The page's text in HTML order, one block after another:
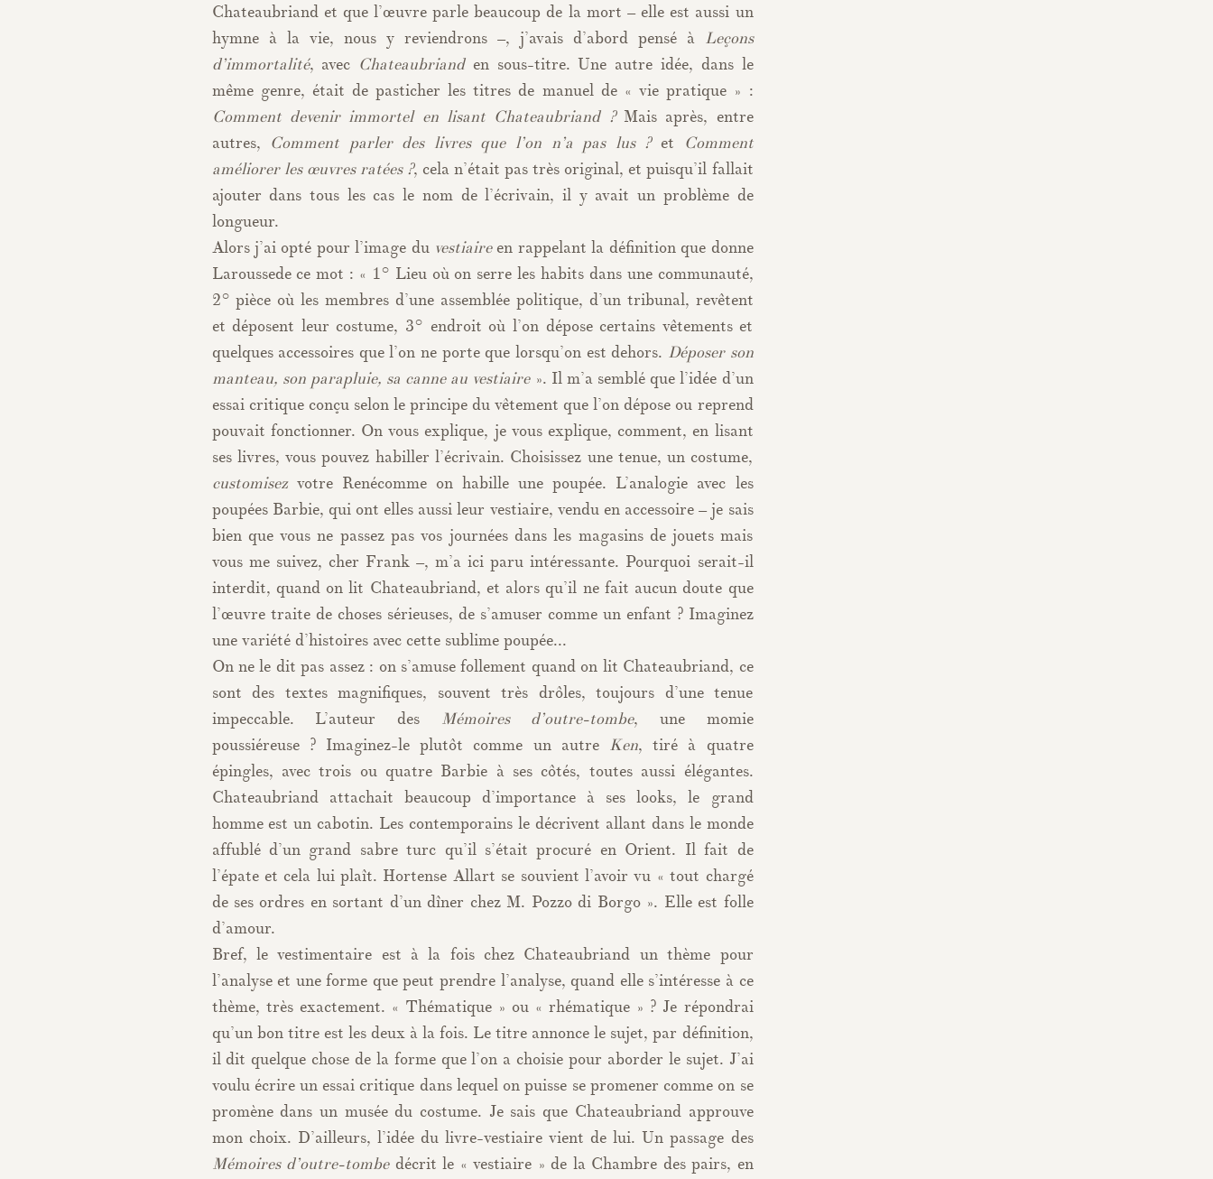
Chateaubriand et que l’œuvre parle beaucoup de la mort – elle est aussi un
hymne à la vie, nous y reviendrons –, j’avais d’abord pensé à Leçons
d’immortalité, avec Chateaubrianden sous-titre. Une autre idée, dans le
même genre, était de pasticher les titres de manuel de « vie pratique » :
Comment devenir immortel en lisant Chateaubriand ? Mais après, entre
autres, Comment parler des livres que l’on n’a pas lus ?et
Comment
améliorer les œuvres ratées ?, cela n’était pas très original, et puisqu’il fallait
ajouter dans tous les cas le nom de l’écrivain, il y avait un problème de
longueur.
Alors j’ai opté pour l’image du vestiaireen rappelant la définition que donne
Laroussede ce mot : « 1° Lieu où on serre les habits dans une communauté,
2° pièce où les membres d’une assemblée politique, d’un tribunal, revêtent
et déposent leur costume, 3° endroit où l’on dépose certains vêtements et
quelques accessoires que l’on ne porte que lorsqu’on est dehors. Déposer son
manteau, son parapluie, sa canne au vestiaire». Il m’a semblé que l’idée d’un
essai critique conçu selon le principe du vêtement que l’on dépose ou reprend
pouvait fonctionner. On vous explique, je vous explique, comment, en lisant
ses livres, vous pouvez habiller l’écrivain. Choisissez une tenue, un costume,
customisezvotre Renécomme on habille une poupée. L’analogie avec les
poupées Barbie, qui ont elles aussi leur vestiaire, vendu en accessoire – je sais
bien que vous ne passez pas vos journées dans les magasins de jouets mais
vous me suivez, cher Frank –, m’a ici paru intéressante. Pourquoi serait-il
interdit, quand on lit Chateaubriand, et alors qu’il ne fait aucun doute que
l’œuvre traite de choses sérieuses, de s’amuser comme un enfant ? Imaginez
une variété d’histoires avec cette sublime poupée...
On ne le dit pas assez : on s’amuse follement quand on lit Chateaubriand, ce
sont des textes magnifiques, souvent très drôles, toujours d’une tenue
impeccable. L’auteur des Mémoires d’outre-tombe, une momie
poussiéreuse ? Imaginez-le plutôt comme un autre Ken, tiré à quatre
épingles, avec trois ou quatre Barbie à ses côtés, toutes aussi élégantes.
Chateaubriand attachait beaucoup d’importance à ses looks, le grand
homme est un cabotin. Les contemporains le décrivent allant dans le monde
affublé d’un grand sabre turc qu’il s’était procuré en Orient. Il fait de
l’épate et cela lui plaît. Hortense Allart se souvient l’avoir vu « tout chargé
de ses ordres en sortant d’un dîner chez M. Pozzo di Borgo ». Elle est folle
d’amour.
Bref, le vestimentaire est à la fois chez Chateaubriand un thème pour
l’analyse et une forme que peut prendre l’analyse, quand elle s’intéresse à ce
thème, très exactement. « Thématique » ou « rhématique » ? Je répondrai
qu’un bon titre est les deux à la fois. Le titre annonce le sujet, par définition,
il dit quelque chose de la forme que l’on a choisie pour aborder le sujet. J’ai
voulu écrire un essai critique dans lequel on puisse se promener comme on se
promène dans un musée du costume. Je sais que Chateaubriand approuve
mon choix. D’ailleurs, l’idée du livre-vestiaire vient de lui. Un passage des
Mémoires d’outre-tombedécrit le « vestiaire » de la Chambre des pairs, en